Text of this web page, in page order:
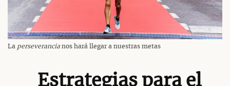
La perseverancia nos hará llegar a nuestras metas
Estrategias para el